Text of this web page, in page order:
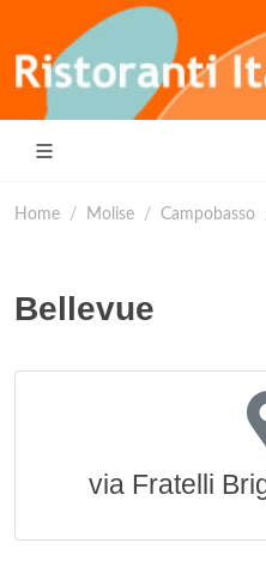
Home Molise Campobasso
Bellevue
via Fratelli